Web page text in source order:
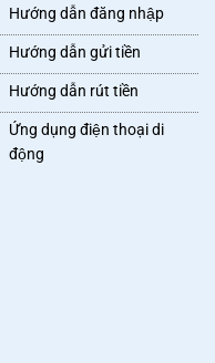
Hướng dẫn đăng nhập
Hướng dẫn gửi tiền
Hướng dẫn rút tiền
Ứng dụng điện thoại di
động